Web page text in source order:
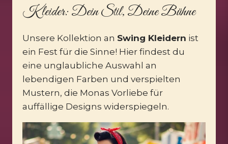
Kleider: Dein Stil, Deine Bühne
Unsere Kollektion an Swing Kleidern ist
ein Fest für die Sinne! Hier findest du
eine unglaubliche Auswahl an
lebendigen Farben und verspielten
Mustern, die Monas Vorliebe für
auffällige Designs widerspiegeln.